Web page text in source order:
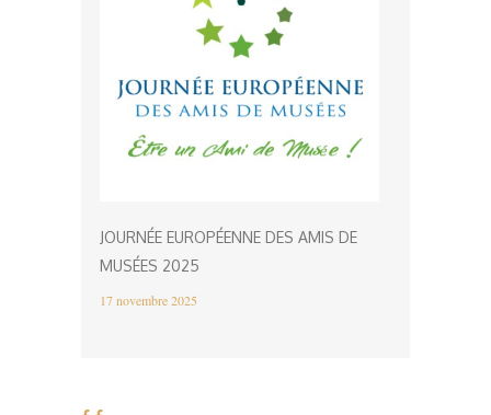
JOURNÉE EUROPÉENNE DES AMIS DE
MUSÉES 2025
17 novembre 2025